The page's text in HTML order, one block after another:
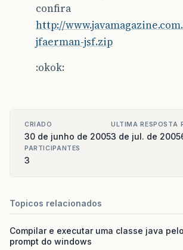
confira
http://
jfaerman-jsf.zip
:okok:
CRIADO
30 de junho de 2005
ULTIMA RESPOSTA
3 de jul. de 2005
PARTICIPANTES
3
Topicos relacionados
Compilar e executar uma classe java pelo
prompt do windows